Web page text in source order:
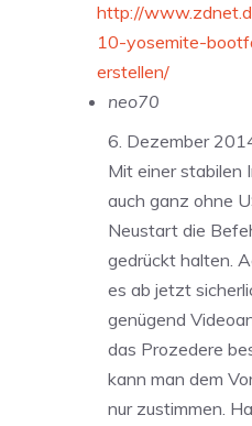
http://
10-yosemite-
erstellen/
neo70
6. Dezember
Mit einer stabilen
auch ganz ohne
Neustart die
gedrückt halten.
es ab jetzt
genügend
das Prozedere
kann man dem
nur zustimmen.